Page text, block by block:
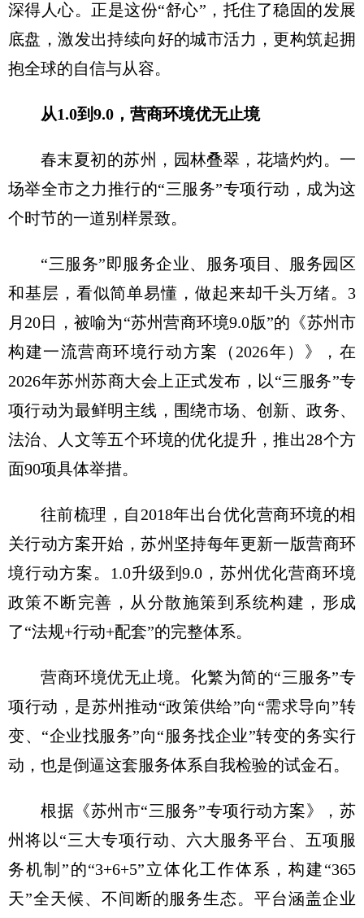
深得人心。正是这份“舒心”，托住了稳固的发展
底盘，激发出持续向好的城市活力，更构筑起拥
抱全球的自信与从容。
从1.0到9.0，营商环境优无止境
春末夏初的苏州，园林叠翠，花墙灼灼。一
场举全市之力推行的“三服务”专项行动，成为这
个时节的一道别样景致。
“三服务”即服务企业、服务项目、服务园区
和基层，看似简单易懂，做起来却千头万绪。3
月20日，被喻为“苏州营商环境9.0版”的《苏州市
构建一流营商环境行动方案（2026年）》，在
2026年苏州苏商大会上正式发布，以“三服务”专
项行动为最鲜明主线，围绕市场、创新、政务、
法治、人文等五个环境的优化提升，推出28个方
面90项具体举措。
往前梳理，自2018年出台优化营商环境的相
关行动方案开始，苏州坚持每年更新一版营商环
境行动方案。1.0升级到9.0，苏州优化营商环境
政策不断完善，从分散施策到系统构建，形成
了“法规+行动+配套”的完整体系。
营商环境优无止境。化繁为简的“三服务”专
项行动，是苏州推动“政策供给”向“需求导向”转
变、“企业找服务”向“服务找企业”转变的务实行
动，也是倒逼这套服务体系自我检验的试金石。
根据《苏州市“三服务”专项行动方案》，苏
州将以“三大专项行动、六大服务平台、五项服
务机制”的“3+6+5”立体化工作体系，构建“365
天”全天候、不间断的服务生态。平台涵盖企业